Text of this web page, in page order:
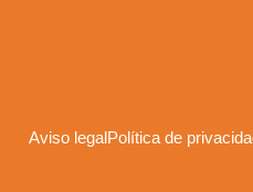
Aviso legalPolítica de